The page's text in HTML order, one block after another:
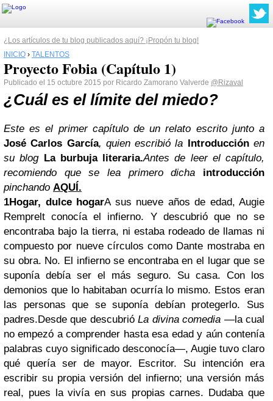
¿Los artículos de tu blog publicados aquí? ¡Propón tu blog!
INICIO › TALENTOS
Proyecto Fobia (Capítulo 1)
Publicado el 15 octubre 2015 por Ricardo Zamorano Valverde @Rizaval
¿Cuál es el límite del miedo?
Este es el primer capítulo de un relato escrito junto a
José Carlos García, quien escribió la Introducciónen
su blog La burbuja literaria.Antes de leer el capítulo,
recomiendo que se lea primero dicha introducción
pinchando AQUÍ.
1Hogar, dulce hogarA sus nueve años de edad, Augie
Remprelt conocía el infierno. Y descubrió que no se
encontraba bajo la tierra, ni estaba rodeado de llamas ni
compuesto por nueve círculos como Dante mostraba en
su obra. No. El infierno se encontraba en el lugar que se
suponía debía ser el más seguro. Su casa. Con los
demonios que lo habitaban ocurría lo mismo. Estos eran
las personas que se suponía debían protegerlo. Sus
padres.Desde que descubrióLa divina comedia —la cual
no empezó a comprender hasta esa edad y aún contenía
palabras cuyo significado desconocía—, Augie tuvo claro
qué quería ser de mayor. Escritor. Su intención era
escribir su propia versión del infierno; una versión más
real, pues la vivía en sus propias carnes. Dudaba que